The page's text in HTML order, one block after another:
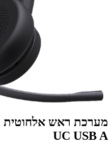
UC USB A